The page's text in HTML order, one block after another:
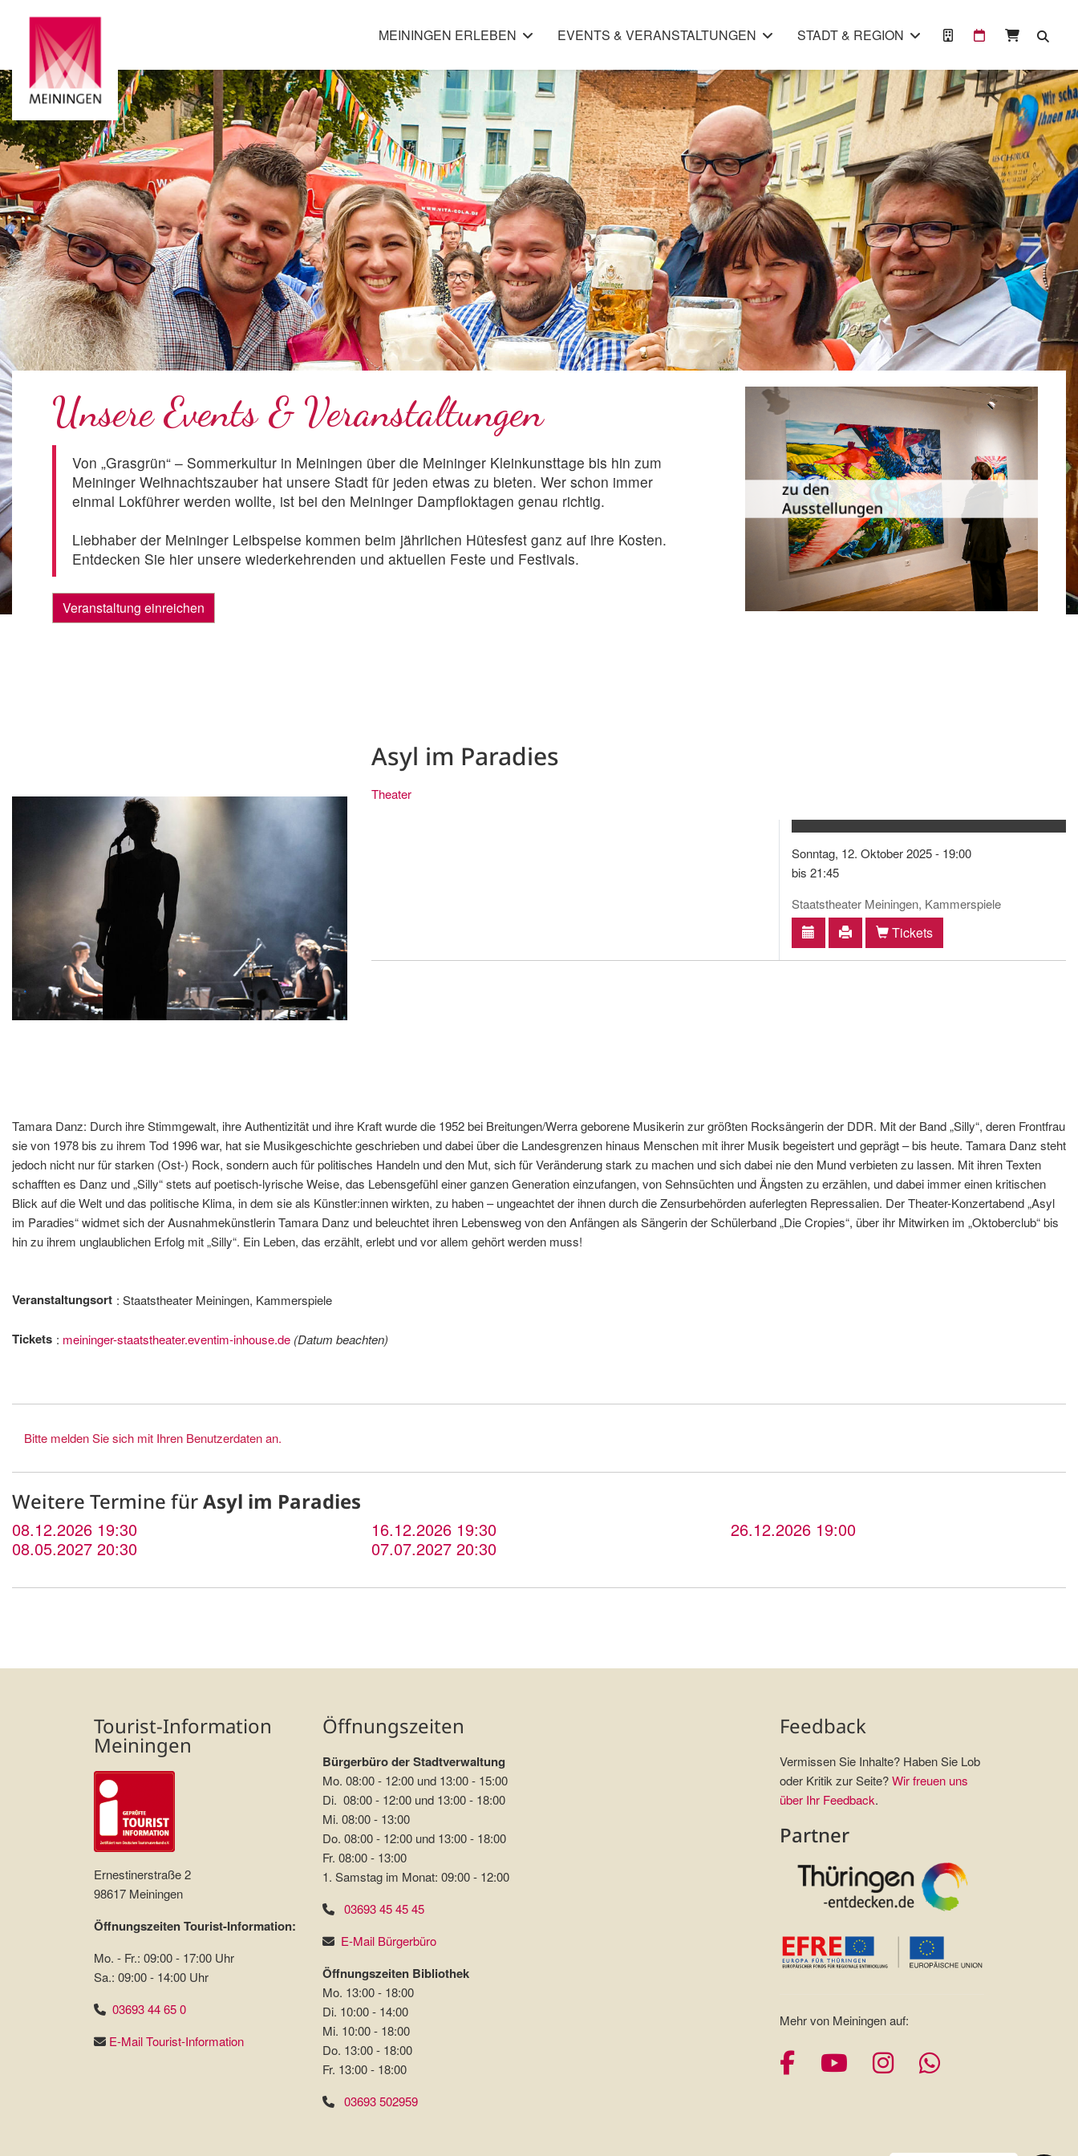
MEININGEN ERLEBEN EVENTS & VERANSTALTUNGEN STADT & REGION
Unsere Events & Veranstaltungen
Von „Grasgrün“ – Sommerkultur in Meiningen über die Meininger Kleinkunsttage bis hin zum
Meininger Weihnachtszauber hat unsere Stadt für jeden etwas zu bieten. Wer schon immer
einmal Lokführer werden wollte, ist bei den Meininger Dampfloktagen genau richtig.
Liebhaber der Meininger Leibspeise kommen beim jährlichen Hütesfest ganz auf ihre Kosten.
Entdecken Sie hier unsere wiederkehrenden und aktuellen Feste und Festivals.
Veranstaltung einreichen
zu den
Ausstellungen
Die Dauer­ausstellungen in
Meiningen und Umgebung als
Übersicht.
zu den Ausstellungen
Asyl im Paradies
Theater
Sonntag, 12. Oktober 2025 - 19:00
bis 21:45
Staatstheater Meiningen, Kammerspiele
Tickets
Tamara Danz: Durch ihre Stimmgewalt, ihre Authentizität und ihre Kraft wurde die 1952 bei Breitungen/Werra geborene Musikerin zur größten Rocksängerin der DDR. Mit der Band „Silly“, deren Frontfrau
sie von 1978 bis zu ihrem Tod 1996 war, hat sie Musikgeschichte geschrieben und dabei über die Landesgrenzen hinaus Menschen mit ihrer Musik begeistert und geprägt – bis heute. Tamara Danz steht
jedoch nicht nur für starken (Ost-) Rock, sondern auch für politisches Handeln und den Mut, sich für Veränderung stark zu machen und sich dabei nie den Mund verbieten zu lassen. Mit ihren Texten
schafften es Danz und „Silly“ stets auf poetisch-lyrische Weise, das Lebensgefühl einer ganzen Generation einzufangen, von Sehnsüchten und Ängsten zu erzählen, und dabei immer einen kritischen
Blick auf die Welt und das politische Klima, in dem sie als Künstler:innen wirkten, zu haben – ungeachtet der ihnen durch die Zensurbehörden auferlegten Repressalien. Der Theater-Konzertabend „Asyl
im Paradies“ widmet sich der Ausnahmekünstlerin Tamara Danz und beleuchtet ihren Lebensweg von den Anfängen als Sängerin der Schülerband „Die Cropies“, über ihr Mitwirken im „Oktoberclub“ bis
hin zu ihrem unglaublichen Erfolg mit „Silly“. Ein Leben, das erzählt, erlebt und vor allem gehört werden muss!
Veranstaltungsort Staatstheater Meiningen, Kammerspiele
Tickets meininger-staatstheater.eventim-inhouse.de
Bitte melden Sie sich mit Ihren Benutzerdaten an.
Weitere Termine fürAsyl im Paradies
08.12.2026 19:30 16.12.2026 19:30
26.12.2026 19:00
08.05.2027 20:30
07.07.2027 20:30
Tourist-Information
Meiningen
Ernestinerstraße 2
98617 Meiningen
Öffnungszeiten Tourist-Information:
Mo. - Fr.: 09:00 - 17:00 Uhr
Sa.: 09:00 - 14:00 Uhr
03693 44 65 0
E-Mail Tourist-Information
Öffnungszeiten
Bürgerbüro der Stadtverwaltung
Mo. 08:00 - 12:00 und 13:00 - 15:00
Di. 08:00 - 12:00 und 13:00 - 18:00
Mi. 08:00 - 13:00
Do. 08:00 - 12:00 und 13:00 - 18:00
Fr. 08:00 - 13:00
1. Samstag im Monat: 09:00 - 12:00
03693 45 45 45
E-Mail Bürgerbüro
Öffnungszeiten Bibliothek
Mo. 13:00 - 18:00
Di. 10:00 - 14:00
Mi. 10:00 - 18:00
Do. 13:00 - 18:00
Fr. 13:00 - 18:00
03693 502959
Feedback
Vermissen Sie Inhalte? Haben Sie Lob
oder Kritik zur Seite?Wir freuen uns
über Ihr Feedback.
Partner
Mehr von Meiningen auf:
FacebookYouTube
InstagramWhatsapp